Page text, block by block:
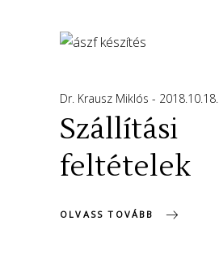
Dr. Krausz Miklós 2018.10.18.
Szállítási
feltételek
OLVASS TOVÁBB